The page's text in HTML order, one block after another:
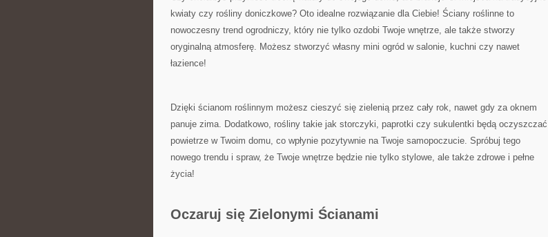
kwiaty czy ⁣rośliny doniczkowe? Oto​ idealne rozwiązanie dla Ciebie!‍ Ściany roślinne to
nowoczesny trend ogrodniczy, który nie tylko⁤ ozdobi ⁣Twoje wnętrze, ale‌ także stworzy
oryginalną​ atmosferę.​ Możesz stworzyć własny ​mini ogród w salonie, kuchni czy nawet
łazience!
Dzięki ścianom roślinnym możesz cieszyć ⁢się zielenią przez cały rok, nawet gdy za ‍oknem
panuje ‌zima. Dodatkowo, rośliny‍ takie jak storczyki, ⁢paprotki ⁤czy sukulentki ‍będą oczyszczać
⁤powietrze w Twoim domu, co⁢ wpłynie⁣ pozytywnie ⁢na Twoje‍ samopoczucie.‌ Spróbuj‍ tego
‌nowego ​trendu i spraw, że Twoje ⁢wnętrze będzie nie tylko ​stylowe, ale ​także ‌zdrowe i pełne
życia!
Oczaruj się Zielonymi Ścianami